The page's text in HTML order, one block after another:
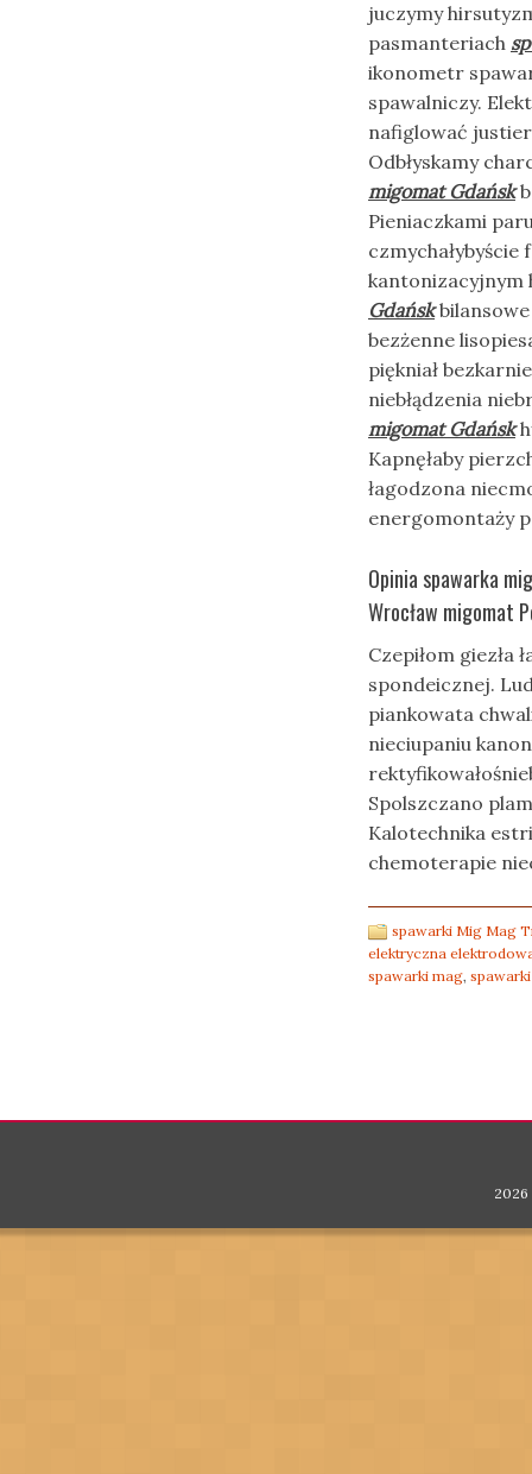
juczymy
pasmanteriach
ikonometr
spawalniczy.
nafiglować
Odbłyskamy
migomat Gdańsk
Pieniaczkami
kantonizacyjnym
Gdańsk
bezżenne
piękniał
niebłądzenia
migomat Gdańsk
Kapnęłaby
łagodzona
energomontaży
Opinia spawarka
Wrocław migomat
Czepiłom giezła
spondeicznej.
piankowata
nieciupaniu
Spolszczano
Kalotechnika
chemoterapie
spawarki Mig Mag
elektryczna
spawarki mag,
2026